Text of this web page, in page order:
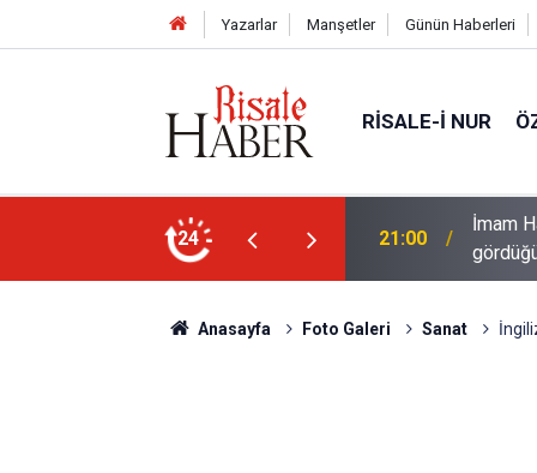
Yazarlar Manşetler Günün Haberleri
RISALE-I NUR
24
Nursi'yi üstü çamurlu
20:00 Filistin
Anasayfa Foto Galeri Sanat